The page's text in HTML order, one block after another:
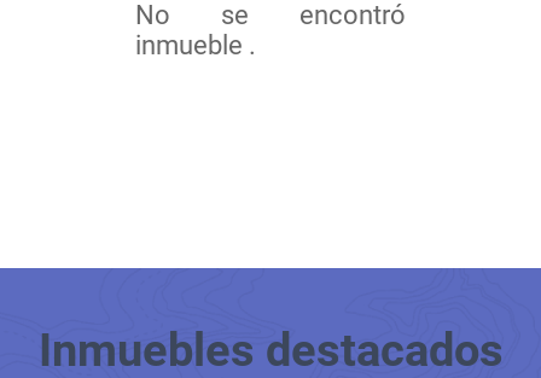
No se encontró
inmueble .
Inmuebles destacados